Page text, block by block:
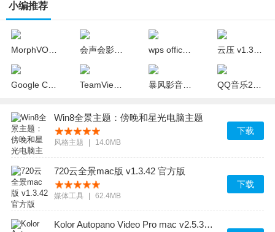
小编推荐
MorphVOX Pro中文版(变声器) v4.4.65 完美版 会声会影x10 32位/64位中文版(视频制作软件) wps office 2018官方下载 v10.1.0.7311 个人版
Google Chrome(谷歌浏览器) v67.0.3396.18 中文绿色版 TeamViewer v12.0.88438 精简绿色版 暴风影音mac官方免费下载 v1.1.4 最新版
Win8全景主题：傍晚和星光电脑主题
风格主题 14.0MB
下载
720云全景mac版 v1.3.42 官方版
媒体工具 62.4MB
下载
Kolor Autopano Video Pro mac v2.5.3 正式版